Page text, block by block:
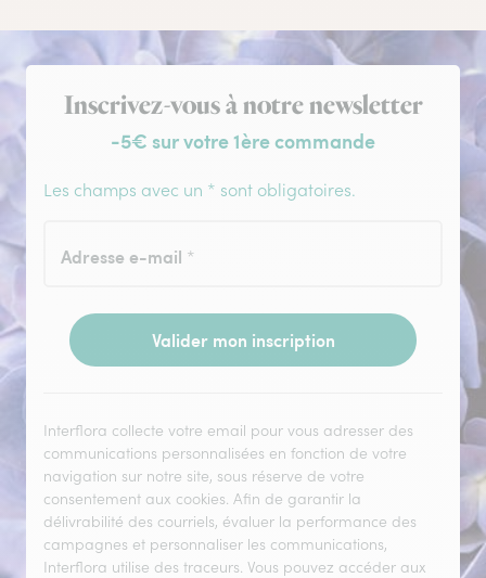
Inscription à la newsletter
Inscrivez-vous à notre newsletter
-5€ sur votre 1ère commande
Les champs avec un * sont obligatoires.
Adresse e-mail *
Valider mon inscription
Interflora collecte votre email pour vous adresser des
communications personnalisées en fonction de votre
navigation sur notre site, sous réserve de votre
consentement aux cookies. Afin de garantir la
délivrabilité des courriels, évaluer la performance des
campagnes et personnaliser les communications,
Interflora utilise des traceurs. Vous pouvez accéder aux